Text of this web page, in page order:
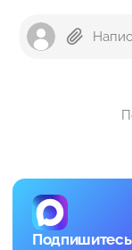
Подпишитесь